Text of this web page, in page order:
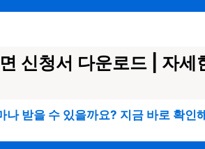
신청서 다운로드 | 자
나 받을 수 있을까요? 지금 바로 확인